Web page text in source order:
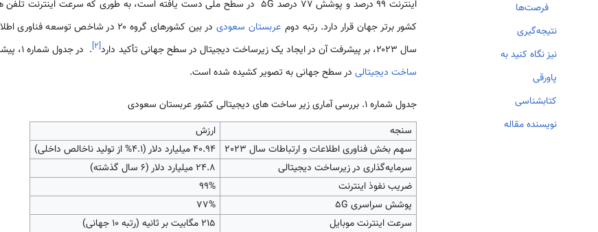
فرصت‌ها
نتیجه‌گیری
نیز نگاه کنید به
پاورقی
کتابشناسی
نویسنده مقاله
کشور برتر جهان قرار دارد. رتبه دوم عربستان سعودی
در بین کشورهای گروه ۲۰ در شاخص
سال ۲۰۲۳، بر پیشرفت آن در ایجاد یک زیرساخت دیجیتال در سطح جهانی تأکید دارد
[۲]. در جدول شماره 1، پیشرفت
ساخت دیجیتالی در سطح جهانی به تصویر کشیده شده است.
جدول شماره 1. بررسی آماری زیر ساخت های دیجیتالی کشور عربستان سعودی
سنجه
ارزش
سهم بخش فناوری اطلاعات و ارتباطات سال 2023
40.94 میلیارد دلار (4.1% از تولید ناخالص داخلی)
سرمایه‌گذاری در زیرساخت دیجیتالی
24.8 میلیارد دلار (6 سال گذشته)
ضریب نفوذ اینترنت
99%
پوشش سراسری 5G
77%
سرعت اینترنت موبایل
۲۱۵ مگابیت بر ثانیه (رتبه ۱۰ جهانی)